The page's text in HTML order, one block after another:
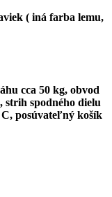
( iná farba lemu,
cca 50 kg, obvod
strih spodného dielu
posúvateľný košík